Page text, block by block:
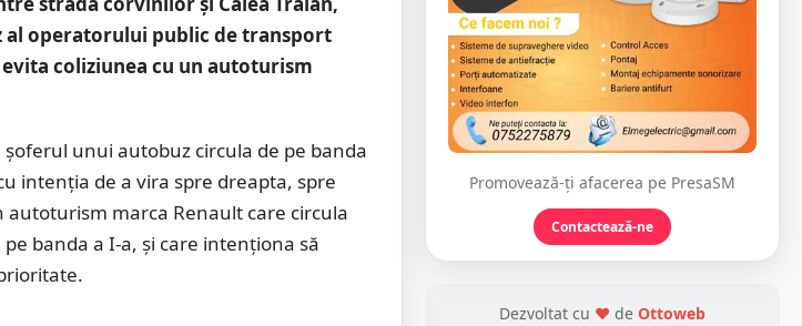
al operatorului public de transport
coliziunea cu un autoturism
șoferul unui autobuz circula de pe banda
intenția de a vira spre dreapta, spre
marca Renault care circula
banda a I-a, și care intenționa să
Promovează-ți afacerea pe PresaSM
Contactează-ne
Dezvoltat cu ❤ de Ottoweb